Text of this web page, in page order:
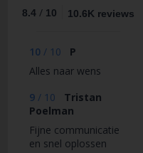
8.4 / 10 10.6K reviews
10 / 10
P
Alles naar wens
9 / 10
Tristan
Poelman
Fijne communicatie
en snel oplossen